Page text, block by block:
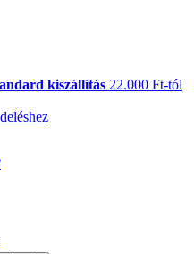
kiszállítás 22.000 Ft-tól